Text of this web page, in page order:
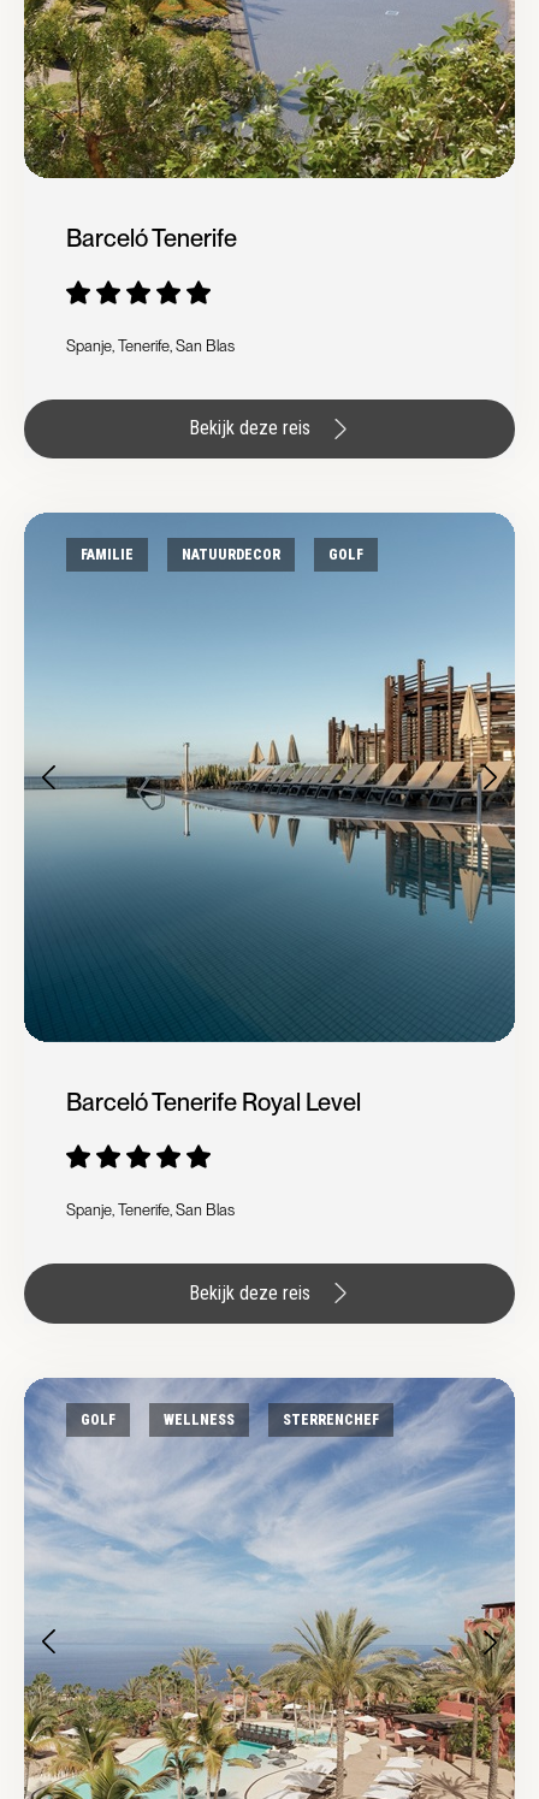
Barceló Tenerife
Spanje, Tenerife, San Blas
Bekijk deze reis
FAMILIE NATUURDECOR GOLF
Barceló Tenerife Royal Level
Spanje, Tenerife, San Blas
Bekijk deze reis
GOLF WELLNESS STERRENCHEF